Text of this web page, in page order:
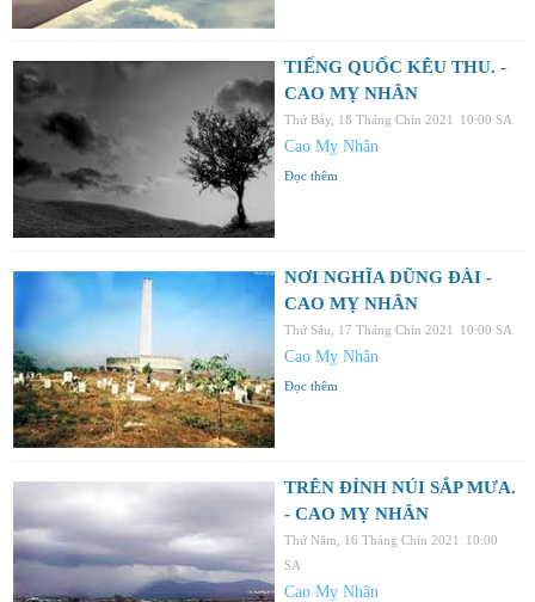
TIẾNG QUỐC KÊU THU. -
CAO MỴ NHÂN
Thứ Bảy, 18 Tháng Chín 2021 10:00 SA
Cao Mỵ Nhân
Đọc thêm
NƠI NGHĨA DŨNG ĐÀI -
CAO MỴ NHÂN
Thứ Sáu, 17 Tháng Chín 2021 10:00 SA
Cao Mỵ Nhân
Đọc thêm
TRÊN ĐỈNH NÚI SẮP MƯA.
- CAO MỴ NHÂN
Thứ Năm, 16 Tháng Chín 2021
10:00
SA
Cao Mỵ Nhân